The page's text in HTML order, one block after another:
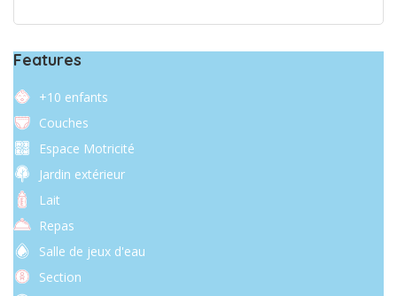
Features
+10 enfants
Couches
Espace Motricité
Jardin extérieur
Lait
Repas
Salle de jeux d'eau
Section